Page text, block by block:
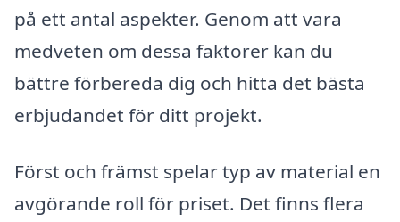
på ett antal aspekter. Genom att vara
medveten om dessa faktorer kan du
bättre förbereda dig och hitta det bästa
erbjudandet för ditt projekt.
Först och främst spelar typ av material en
avgörande roll för priset. Det finns flera